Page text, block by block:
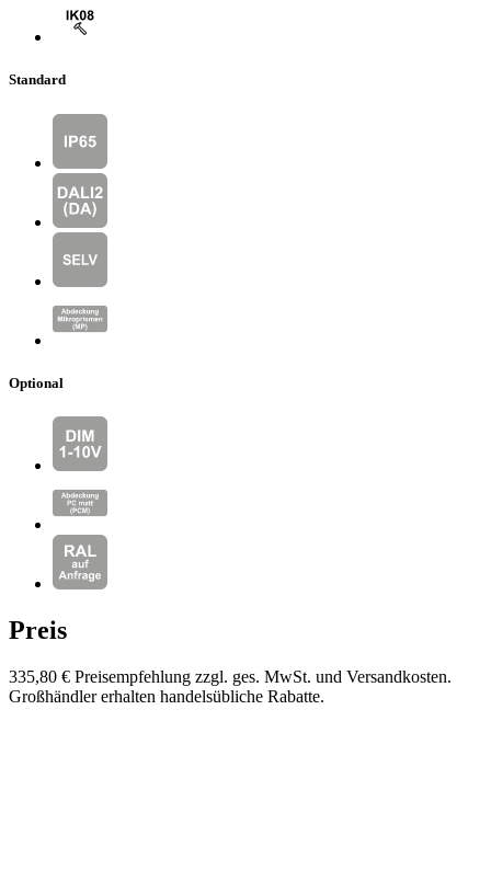
Standard
Optional
Preis
335,80 € Preisempfehlung zzgl. ges. MwSt. und Versandkosten.
Großhändler erhalten handelsübliche Rabatte.